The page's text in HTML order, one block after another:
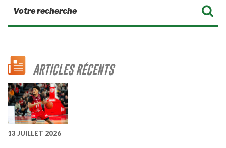
ARTICLES RÉCENTS
13 JUILLET 2026